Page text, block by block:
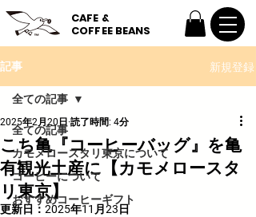
CAFE &
COFFEE BEANS
記事 新規登録
全ての記事
カモメロースタリ東京について
コーヒーについて
おすすめコーヒーギフト
全ての記事
こち亀『コーヒーバッグ』を亀
有観光土産に【カモメロースタ
リ東京】
2025年2月20日 読了時間: 4分
更新日： 2025年11月23日